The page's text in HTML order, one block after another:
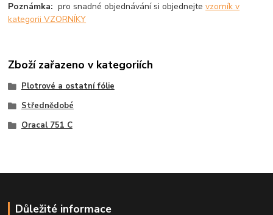
Poznámka: pro snadné objednávání si objednejtevzorník v
kategorii VZORNÍKY
Zboží zařazeno v kategoriích
Plotrové a ostatní fólie
Střednědobé
Oracal 751 C
Důležité informace